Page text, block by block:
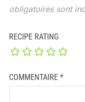
obligatoires sont
RECIPE RATING
COMMENTAIRE *